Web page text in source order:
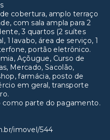
cobertura, amplo terraço
com sala ampla para 2
3 quartos (2 suítes
1 lavabo, área de serviço, 1
portão eletrônico.
Açõugue, Curso de
Mercado, Sacolão,
farmácia, posto de
em geral, transporte
como parte do pagamento.
imovel/544